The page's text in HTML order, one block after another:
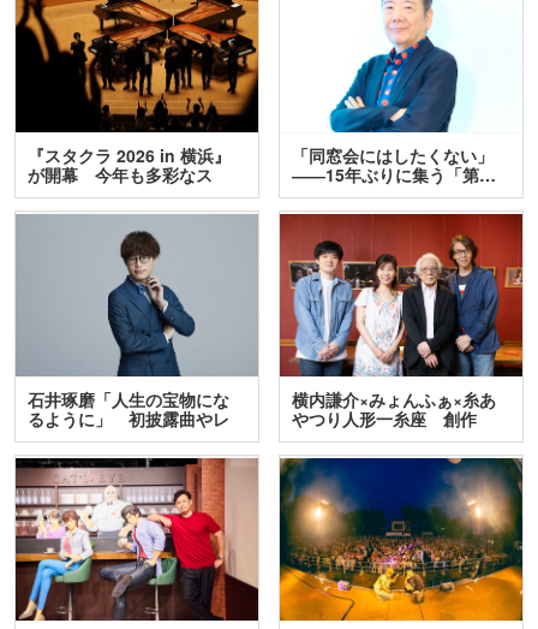
『スタクラ 2026 in 横浜』
が開幕 今年も多彩なス
テ…
「同窓会にはしたくない」
――15年ぶりに集う「第…
石井琢磨「人生の宝物にな
るように」 初披露曲やレ
ア…
横内謙介×みょんふぁ×糸あ
やつり人形一糸座 創作
人…